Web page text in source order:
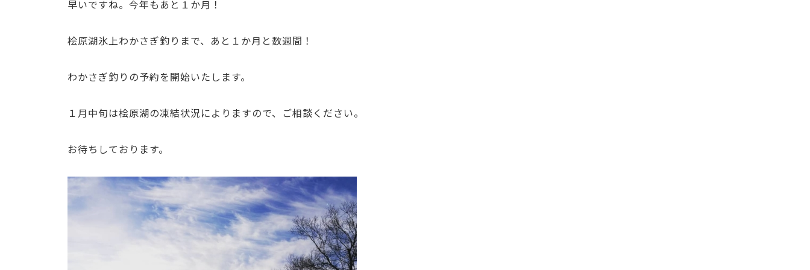
早いですね。今年もあと１か月！
桧原湖氷上わかさぎ釣りまで、あと１か月と数週間！
わかさぎ釣りの予約を開始いたします。
１月中旬は桧原湖の凍結状況によりますので、ご相談ください。
お待ちしております。